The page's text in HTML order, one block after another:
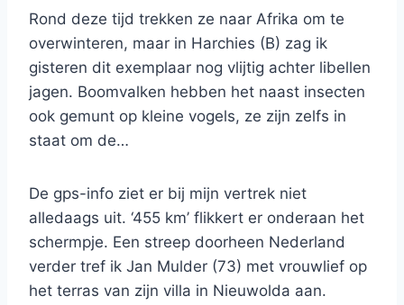
Rond deze tijd trekken ze naar Afrika om te
overwinteren, maar in Harchies (B) zag ik
gisteren dit exemplaar nog vlijtig achter libellen
jagen. Boomvalken hebben het naast insecten
ook gemunt op kleine vogels, ze zijn zelfs in
staat om de…
De gps-info ziet er bij mijn vertrek niet
alledaags uit. ‘455 km’ flikkert er onderaan het
schermpje. Een streep doorheen Nederland
verder tref ik Jan Mulder (73) met vrouwlief op
het terras van zijn villa in Nieuwolda aan.